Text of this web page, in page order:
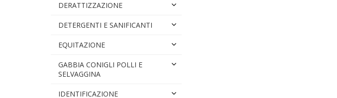
DERATTIZZAZIONE
DETERGENTI E SANIFICANTI
EQUITAZIONE
GABBIA CONIGLI POLLI E
SELVAGGINA
IDENTIFICAZIONE